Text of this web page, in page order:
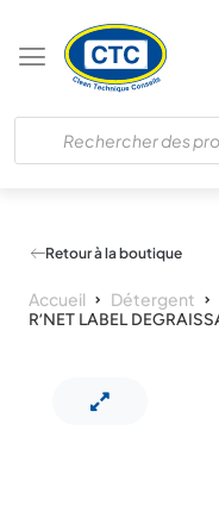
Retour à la boutique
Accueil Détergent
R’NET LABEL